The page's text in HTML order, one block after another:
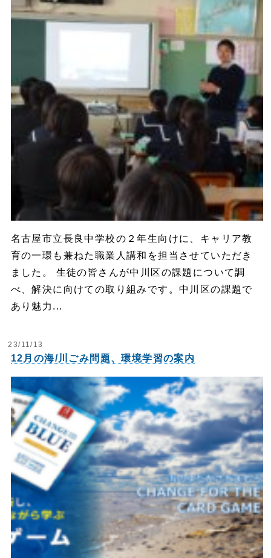
名古屋市立長良中学校の２年生向けに、キャリア教
育の一環も兼ねた職業人講和を担当させていただき
ました。 生徒の皆さんが中川区の課題について調
べ、解決に向けての取り組みです。中川区の課題で
あり魅力...
23/11/13
12月の海/川ごみ問題、環境学習の案内